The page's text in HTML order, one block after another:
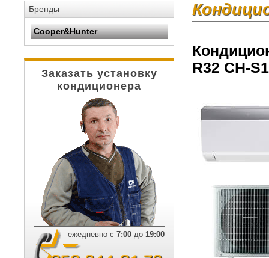
Бренды
Cooper&Hunter
Заказать установку
кондиционера
ежедневно с 7:00 до 19:00
R32 CH-